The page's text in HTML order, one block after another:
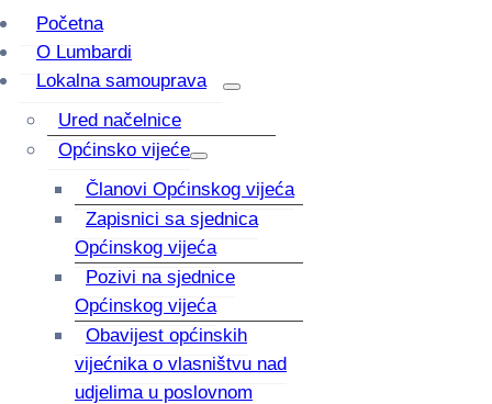
Početna
O Lumbardi
Lokalna samouprava
Ured načelnice
Općinsko vijeće
Članovi Općinskog vijeća
Zapisnici sa sjednica
Općinskog vijeća
Pozivi na sjednice
Općinskog vijeća
Obavijest općinskih
vijećnika o vlasništvu nad
udjelima u poslovnom